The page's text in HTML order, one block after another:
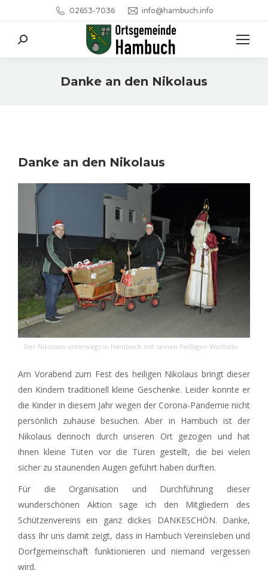
02653-7036 info@hambuch.info
Search:
Danke an den Nikolaus
Danke an den Nikolaus
Der Nikolaus unterwegs in Hambuch mit seinen fleißigen Wichteln.
Am Vorabend zum Fest des heiligen Nikolaus bringt dieser
den Kindern traditionell kleine Geschenke. Leider konnte er
die Kinder in diesem Jahr wegen der Corona-Pandemie nicht
persönlich zuhause besuchen. Aber in Hambuch ist der
Nikolaus dennoch durch unseren Ort gezogen und hat
ihnen kleine Tüten vor die Türen gestellt, die bei vielen
sicher zu staunenden Augen geführt haben dürften.
Für die Organisation und Durchführung dieser
wunderschönen Aktion sage ich den Mitgliedern des
Schützenvereins ein ganz dickes DANKESCHÖN. Danke,
dass Ihr uns damit zeigt, dass in Hambuch Vereinsleben und
Dorfgemeinschaft funktionieren und niemand vergessen
wird.